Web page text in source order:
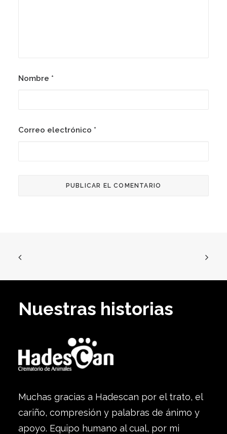
Nombre *
Correo electrónico *
Nuestras historias
Muchas gracias a Hadescan por el trato, el
cariño, compresión y palabras de ánimo y
apoyo. Equipo humano al cual, por mi